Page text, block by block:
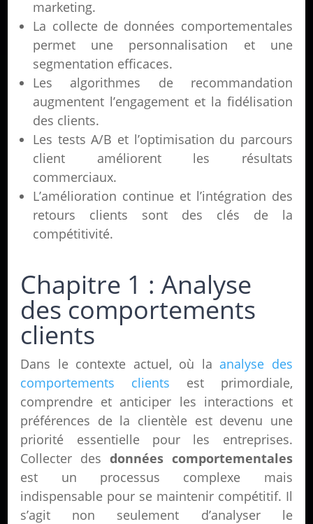
marketing.
La collecte de données comportementales
permet une personnalisation et une
segmentation efficaces.
Les algorithmes de recommandation
augmentent l’engagement et la fidélisation
des clients.
Les tests A/B et l’optimisation du parcours
client améliorent les résultats
commerciaux.
L’amélioration continue et l’intégration des
retours clients sont des clés de la
compétitivité.
Chapitre 1 : Analyse
des comportements
clients
Dans le contexte actuel, où la analyse des
comportements clients est primordiale,
comprendre et anticiper les interactions et
préférences de la clientèle est devenu une
priorité essentielle pour les entreprises.
Collecter des données comportementales
est un processus complexe mais
indispensable pour se maintenir compétitif. Il
s’agit non seulement d’analyser le